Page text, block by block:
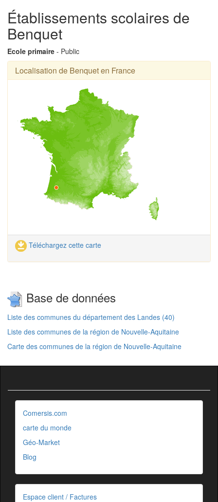
Établissements scolaires de
Benquet
Ecole primaire - Public
Localisation de Benquet en France
Téléchargez cette carte
Base de données
Liste des communes du département des Landes (40)
Liste des communes de la région de Nouvelle-Aquitaine
Carte des communes de la région de Nouvelle-Aquitaine
Comersis.com
carte du monde
Géo-Market
Blog
Espace client / Factures